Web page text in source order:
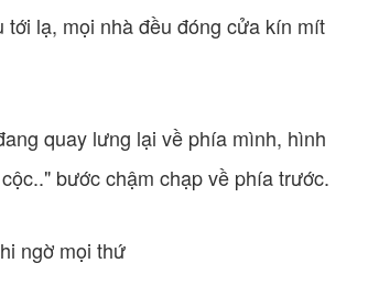
lạ, mọi nhà đều đóng cửa kín mít
quay lưng lại về phía mình, hình
bước chậm chạp về phía trước.
ngờ mọi thứ